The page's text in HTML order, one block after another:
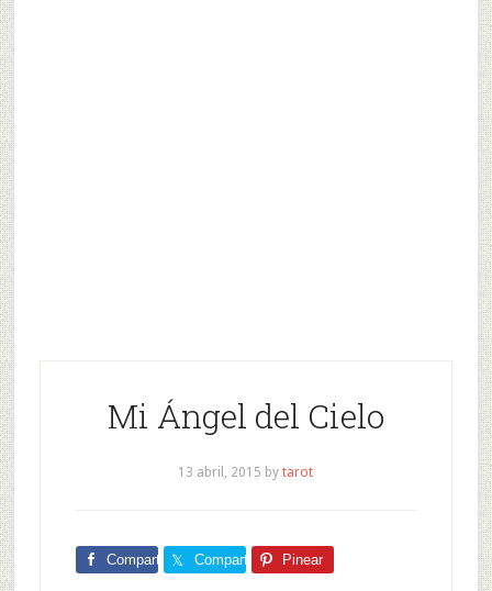
Mi Ángel del Cielo
13 abril, 2015 bytarot
Comparte Comparte Pinear